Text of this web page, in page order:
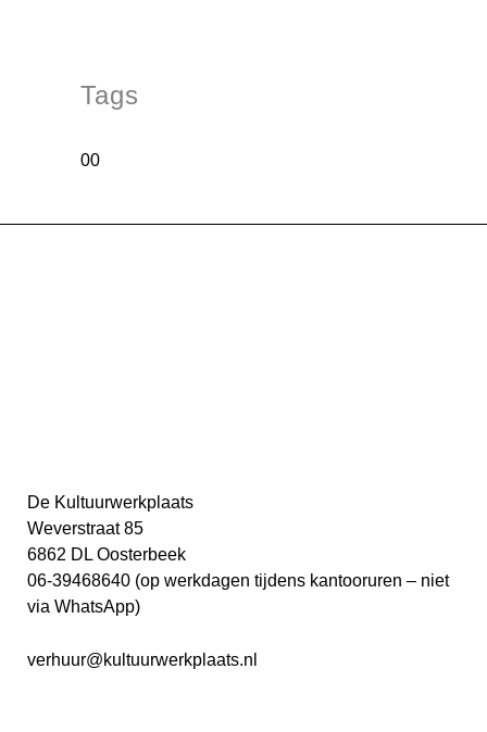
Tags
00
De Kultuurwerkplaats
Weverstraat 85
6862 DL Oosterbeek
06-39468640 (op werkdagen tijdens kantooruren – niet
via WhatsApp)
verhuur@kultuurwerkplaats.nl